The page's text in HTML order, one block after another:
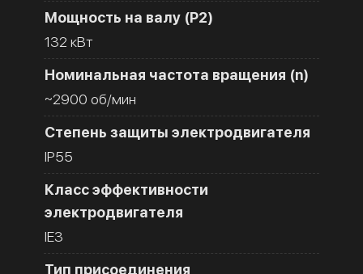
Мощность на валу (Р2)
132 кВт
Номинальная частота вращения (n)
~2900 об/мин
Степень защиты электродвигателя
IP55
Класс эффективности
электродвигателя
IE3
Тип присоединения